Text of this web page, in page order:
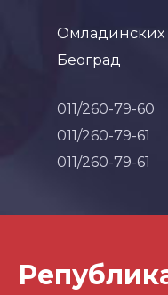
Омладинских
Београд
011/260-79-60
011/260-79-61
011/260-79-61